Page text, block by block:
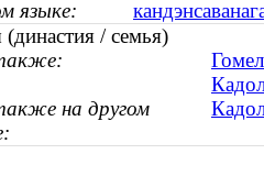
языке:
/ семья)
на другом